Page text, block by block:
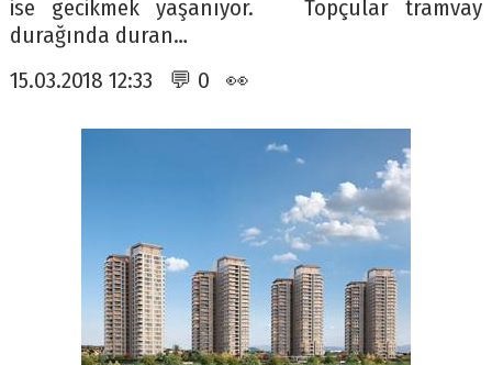
ise gecikmek yaşanıyor. Topçular tramvay
durağında duran…
15.03.2018 12:33 💬 0 👀